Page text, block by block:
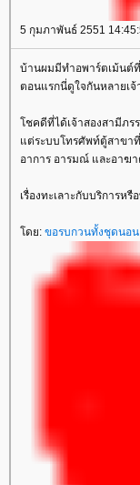
5 กุมภาพันธ์ 2551
บ้านผมมีทำอพาร์ตเม้นต์
ตอนแรกนี่ดูใจกันหลายเจ้
ชคดีที่ได้เจ้าสองสามีภร
ต่ระบบโทรศัพท์ตู้สาขาที่
อาการ อารมณ์ และอาฆ
เรื่องทะเลาะกับบริการห
ดย: ขอรบกวนทั้งชุดนอน